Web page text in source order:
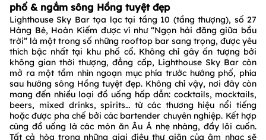
phố & ngắm sông Hồng tuyệt đẹp
Lighthouse Sky Bar tọa lạc tại tầng 10 (tầng thượng), số 27
Hàng Bè, Hoàn Kiếm được ví như “Ngọn hải đăng giữa bầu
trời” là một trong số những rooftop bar sang trọng, được yêu
thích bậc nhất tại khu phố cổ. Không chỉ gây ấn tượng bởi
không gian thời thượng, đẳng cấp, Lighthouse Sky Bar còn
mở ra một tầm nhìn ngoạn mục phía trước hướng phố, phía
sau hướng sông Hồng tuyệt đẹp. Không chỉ vậy, nơi đây còn
mang đến nhiều loại đồ uống hấp dẫn: cocktails, mocktails,
beers, mixed drinks, spirits… từ các thương hiệu nổi tiếng
hoặc được pha chế bởi các bartender chuyên nghiệp. Kết hợp
cùng đồ uống là các món ăn Âu Á nhẹ nhàng, đầy lôi cuốn.
Tất cả hòa trong những giai điệu thư giãn của âm nhạc sẽ